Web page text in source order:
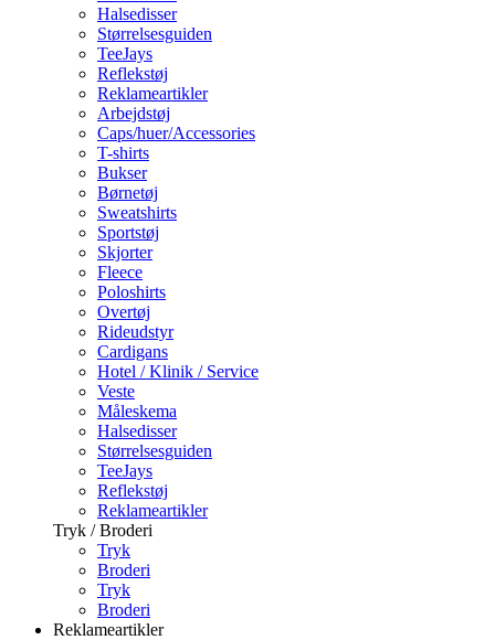
Halsedisser
Størrelsesguiden
TeeJays
Reflekstøj
Reklameartikler
Arbejdstøj
Caps/huer/Accessories
T-shirts
Bukser
Børnetøj
Sweatshirts
Sportstøj
Skjorter
Fleece
Poloshirts
Overtøj
Rideudstyr
Cardigans
Hotel / Klinik / Service
Veste
Måleskema
Halsedisser
Størrelsesguiden
TeeJays
Reflekstøj
Reklameartikler
Tryk / Broderi
Tryk
Broderi
Tryk
Broderi
Reklameartikler